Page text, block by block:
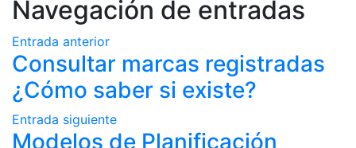
Navegación de entradas
Entrada anterior
Consultar marcas registradas
¿Cómo saber si existe?
Entrada siguiente
Modelos de Planificación